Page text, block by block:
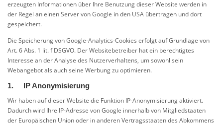
erzeugten Informationen über Ihre Benutzung dieser Website werden in
der Regel an einen Server von Google in den USA übertragen und dort
gespeichert.
Die Speicherung von Google-Analytics-Cookies erfolgt auf Grundlage von
Art. 6 Abs. 1 lit. f DSGVO. Der Websitebetreiber hat ein berechtigtes
Interesse an der Analyse des Nutzerverhaltens, um sowohl sein
Webangebot als auch seine Werbung zu optimieren.
1. IP Anonymisierung
Wir haben auf dieser Website die Funktion IP-Anonymisierung aktiviert.
Dadurch wird Ihre IP-Adresse von Google innerhalb von Mitgliedstaaten
der Europäischen Union oder in anderen Vertragsstaaten des Abkommens